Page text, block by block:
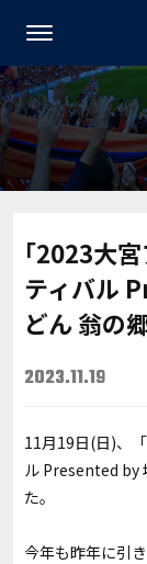
｢2023大
ティバル
どん 翁の
2023.11.19
11月19日(日)、
ル Presented by
た。
今年も昨年に引